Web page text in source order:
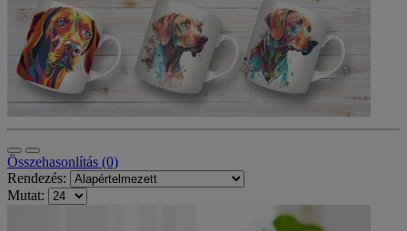
Összehasonlítás (0)
Rendezés:
Mutat: